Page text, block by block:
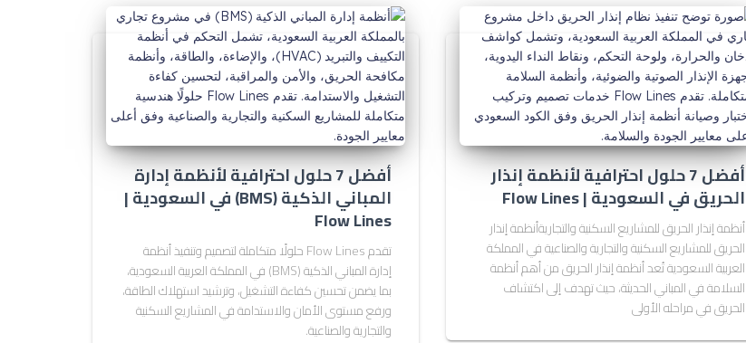
أفضل 7 حلول احترافية لأنظمة إنذار
الحريق في السعودية | Flow Lines
أنظمة إنذار الحريق للمشاريع السكنية والتجاريةأنظمة إنذار
الحريق للمشاريع السكنية والتجارية والصناعية في المملكة
العربية السعودية تُعد أنظمة إنذار الحريق من أهم أنظمة
السلامة في المباني الحديثة، حيث تهدف إلى اكتشاف
الحريق في مراحله الأولى
أفضل 7 حلول احترافية لأنظمة إدارة
المباني الذكية (BMS) في السعودية |
Flow Lines
تقدم Flow Lines حلولًا متكاملة لتصميم وتنفيذ أنظمة
إدارة المباني الذكية (BMS) في المملكة العربية السعودية،
بما يضمن تحسين كفاءة التشغيل، وترشيد استهلاك الطاقة،
ورفع مستوى الأمان والاستدامة في المشاريع السكنية
والتجارية والصناعية.